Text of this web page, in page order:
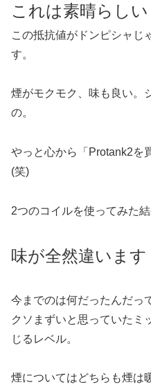
これは素晴らしい
この抵抗値がドンピシャじ
す。
煙がモクモク、味も良い。
の。
やっと心から「Protank2を
(笑)
2つのコイルを使ってみた
味が全然違います
今までのは何だったんだっ
クソまずいと思っていたミ
じるレベル。
煙についてはどちらも煙は